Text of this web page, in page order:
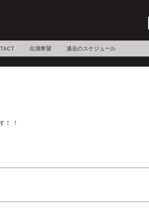
出演希望 過去のスケジュール
！ ！